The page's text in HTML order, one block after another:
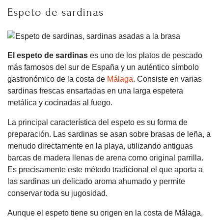
Espeto de sardinas
El espeto de sardinas es uno de los platos de pescado
más famosos del sur de España y un auténtico símbolo
gastronómico de la costa de Málaga. Consiste en varias
sardinas frescas ensartadas en una larga espetera
metálica y cocinadas al fuego.
La principal característica del espeto es su forma de
preparación. Las sardinas se asan sobre brasas de leña, a
menudo directamente en la playa, utilizando antiguas
barcas de madera llenas de arena como original parrilla.
Es precisamente este método tradicional el que aporta a
las sardinas un delicado aroma ahumado y permite
conservar toda su jugosidad.
Aunque el espeto tiene su origen en la costa de Málaga,